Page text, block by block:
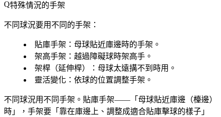
特殊情況的手架
不同球況要用不同的手架：
貼庫手架 ：母球貼近庫邊時的手架。
架高手架 ：越過障礙球時架高手。
架桿（延伸桿）
：母球太遠搆不到時用。
靈活變化 ：依球的位置調整手架。
不同球況用不同手架。貼庫手架——「母球貼近庫邊（檯邊）
時」，手架要「靠在庫邊上、調整成適合貼庫擊球的樣子」